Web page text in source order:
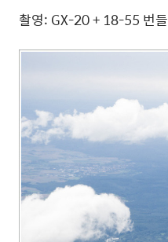
촬영: GX-20 + 18-55 번들